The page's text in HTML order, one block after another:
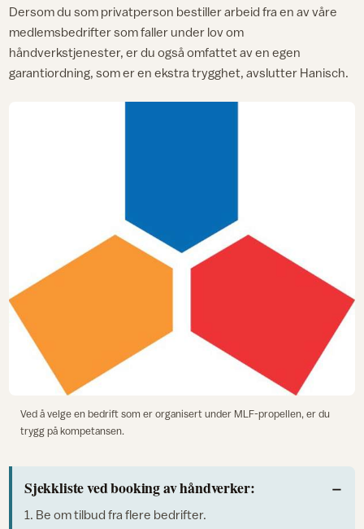
Dersom du som privatperson bestiller arbeid fra en av våre
medlemsbedrifter som faller under lov om
håndverkstjenester, er du også omfattet av en egen
garantiordning, som er en ekstra trygghet, avslutter Hanisch.
Ved å velge en bedrift som er organisert under MLF-propellen, er du
trygg på kompetansen.
Sjekkliste ved booking av håndverker:
1. Be om tilbud fra flere bedrifter.